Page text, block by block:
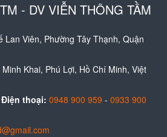
- DV VIỄN THÔNG TẦM
Lan Viên, Phường Tây Thạnh, Quận
Khai, Phú Lợi, Hồ Chí Minh, Việt
Điện thoại: 0948 900 959 - 0933 900